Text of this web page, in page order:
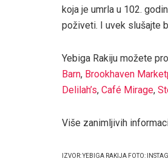
koja je umrla u 102.
poživeti. I uvek slušajte
Yebiga Rakiju možete
Barn, Brookhaven
Delilah’s, Café Mirage,
Više zanimljivih
IZVOR: YEBIGA RAKIJA FOTO: